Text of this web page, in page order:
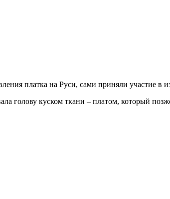
платка на Руси, сами приняли участие в
куском ткани – платом, который